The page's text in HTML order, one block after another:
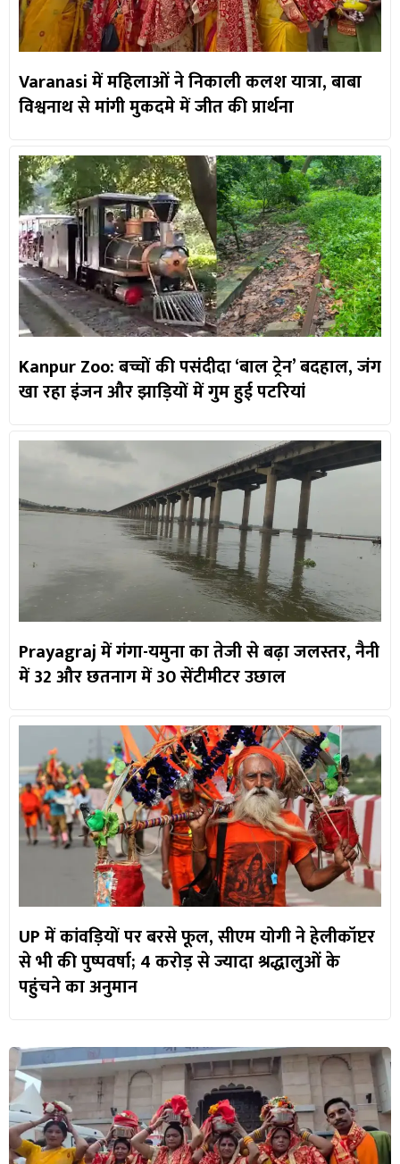
Varanasi में महिलाओं ने निकाली कलश यात्रा, बाबा
विश्वनाथ से मांगी मुकदमे में जीत की प्रार्थना
Kanpur Zoo: बच्चों की पसंदीदा ‘बाल ट्रेन’ बदहाल, जंग
खा रहा इंजन और झाड़ियों में गुम हुई पटरियां
Prayagraj में गंगा-यमुना का तेजी से बढ़ा जलस्तर, नैनी
में 32 और छतनाग में 30 सेंटीमीटर उछाल
UP में कांवड़ियों पर बरसे फूल, सीएम योगी ने हेलीकॉप्टर
से भी की पुष्पवर्षा; 4 करोड़ से ज्यादा श्रद्धालुओं के
पहुंचने का अनुमान